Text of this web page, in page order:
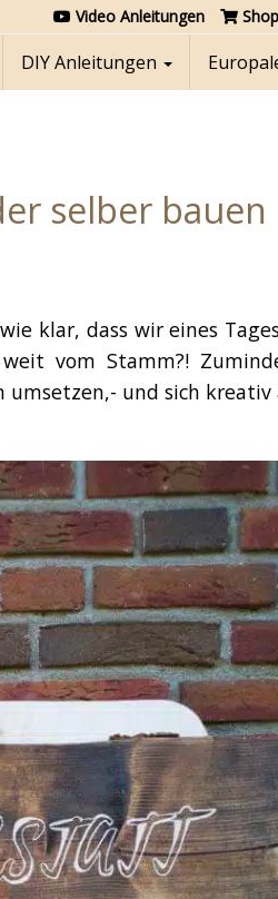
Video Anleitungen Shop
DIY Anleitungen
selber bauen
klar, dass wir eines
vom Stamm?!
und sich kreativ